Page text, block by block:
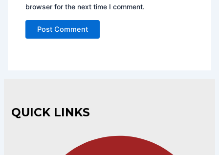
browser for the next time I comment.
QUICK LINKS